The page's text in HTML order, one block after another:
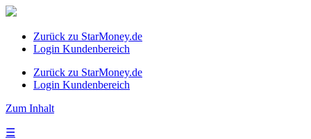
Zurück zu StarMoney.de
Login Kundenbereich
Zurück zu StarMoney.de
Login Kundenbereich
Zum Inhalt
☰